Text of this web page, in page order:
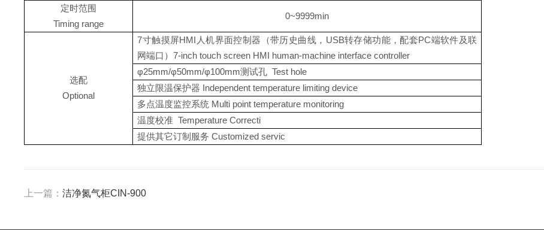
定时范围
Timing range
0~9999min
选配
Optional
7寸触摸屏HMI人机界面控制器（带历史曲线，USB转存储功能，配套PC端软件及联
网端口）7-inch touch screen HMI human-machine interface controller
φ25mm/φ50mm/φ100mm测试孔 Test hole
独立限温保护器 Independent temperature limiting device
多点温度监控系统 Multi point temperature monitoring
温度校准 Temperature Correcti
提供其它订制服务 Customized servic
上一篇：洁净氮气柜CIN-900